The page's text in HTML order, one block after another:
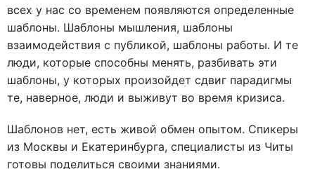
всех у нас со временем появляются определенные
шаблоны. Шаблоны мышления, шаблоны
взаимодействия с публикой, шаблоны работы. И те
люди, которые способны менять, разбивать эти
шаблоны, у которых произойдет сдвиг парадигмы
те, наверное, люди и выживут во время кризиса.
Шаблонов нет, есть живой обмен опытом. Спикеры
из Москвы и Екатеринбурга, специалисты из Читы
готовы поделиться своими знаниями.